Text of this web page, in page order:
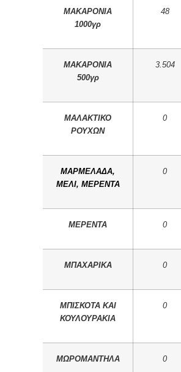
ΜΑΚΑΡΟΝΙΑ
1000γρ
48
ΜΑΚΑΡΟΝΙΑ
500γρ
3.504
ΜΑΛΑΚΤΙΚΟ
ΡΟΥΧΩΝ
0
ΜΑΡΜΕΛΑΔΑ,
ΜΕΛΙ, ΜΕΡΕΝΤΑ
0
ΜΕΡΕΝΤΑ 0
ΜΠΑΧΑΡΙΚΑ 0
ΜΠΙΣΚΟΤΑ ΚΑΙ
ΚΟΥΛΟΥΡΑΚΙΑ
0
ΜΩΡΟΜΑΝΤΗΛΑ 0